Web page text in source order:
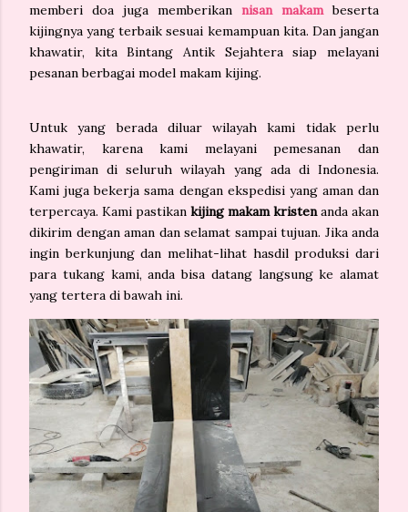
memberi doa juga memberikan nisan makambeserta
kijingnya yang terbaik sesuai kemampuan kita. Dan jangan
khawatir, kita Bintang Antik Sejahtera siap melayani
pesanan berbagai model makam kijing.
Untuk yang berada diluar wilayah kami tidak perlu
khawatir, karena kami melayani pemesanan dan
pengiriman di seluruh wilayah yang ada di Indonesia.
Kami juga bekerja sama dengan ekspedisi yang aman dan
terpercaya. Kami pastikan kijing makam kristenanda akan
dikirim dengan aman dan selamat sampai tujuan. Jika anda
ingin berkunjung dan melihat-lihat hasdil produksi dari
para tukang kami, anda bisa datang langsung ke alamat
yang tertera di bawah ini.